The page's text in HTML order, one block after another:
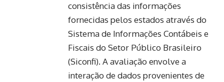
consistência das informações
fornecidas pelos estados através do
Sistema de Informações Contábeis e
Fiscais do Setor Público Brasileiro
(Siconfi). A avaliação envolve a
interação de dados provenientes de